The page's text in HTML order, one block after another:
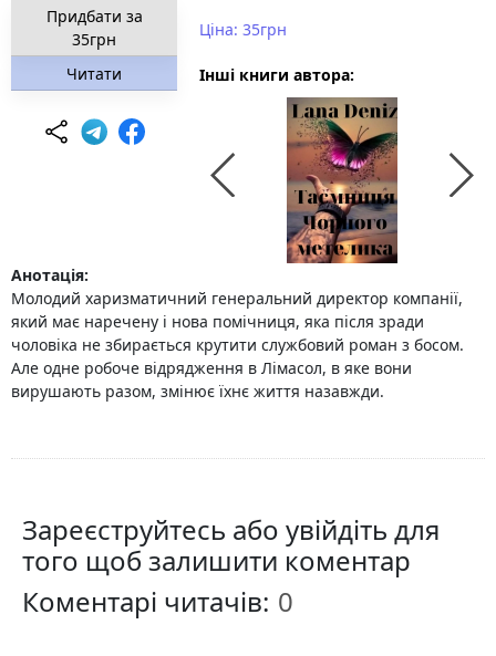
Придбати за
35грн
Читати
Ціна: 35грн
Інші книги автора:
Анотація:
Молодий харизматичний генеральний директор компанії,
який має наречену і нова помічниця, яка після зради
чоловіка не збирається крутити службовий роман з босом.
Але одне робоче відрядження в Лімасол, в яке вони
вирушають разом, змінює їхнє життя назавжди.
Зареєструйтесь або увійдіть для
того щоб залишити коментар
Коментарі читачів: